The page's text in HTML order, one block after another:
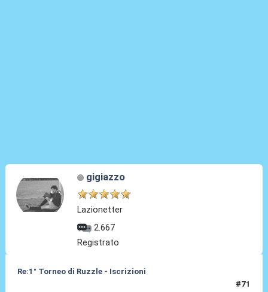
gigiazzo
Lazionetter
2.667
Registrato
Re:1° Torneo di Ruzzle - Iscrizioni
#71